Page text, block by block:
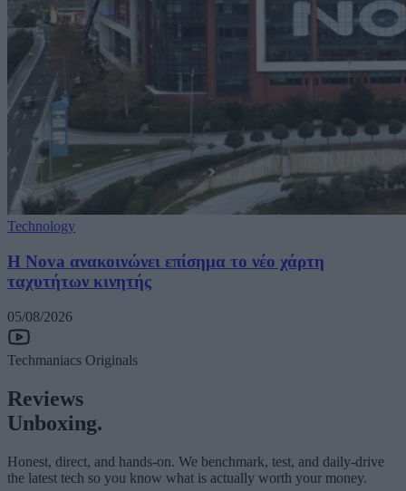
Technology
H Nova ανακοινώνει επίσημα το νέο χάρτη
ταχυτήτων κινητής
05/08/2026
Techmaniacs Originals
Reviews
Unboxing.
Honest, direct, and hands-on. We benchmark, test, and daily-drive
the latest tech so you know what is actually worth your money.